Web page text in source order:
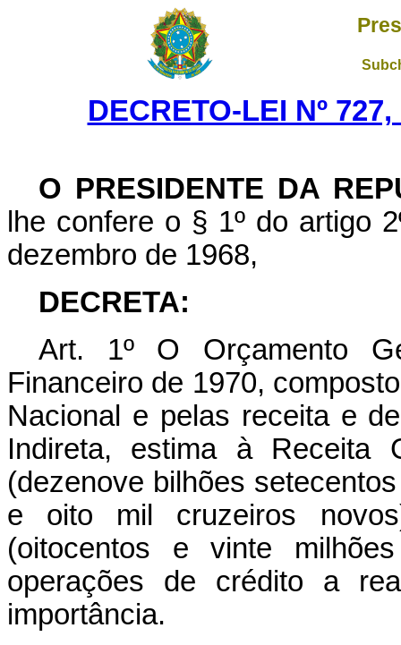
DECRETO-LEI Nº
O PRESIDENTE DA
lhe confere o § 1º do artigo
dezembro de 1968,
DECRETA:
Art. 1º O Orçamento
Financeiro de 1970,
Nacional e pelas receita e
Indireta, estima à Receita
(dezenove bilhões
e oito mil cruzeiros
(oitocentos e vinte
operações de crédito a
importância.